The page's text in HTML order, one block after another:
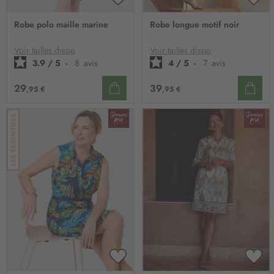
AJOUTER
D’ENVIE
Robe polo maille marine
Voir tailles dispo
3.9 / 5 - 8 avis
29,95 €
Robe longue motif noir
Voir tailles dispo
4 / 5 - 7 avis
39,95 €
AJOUTER